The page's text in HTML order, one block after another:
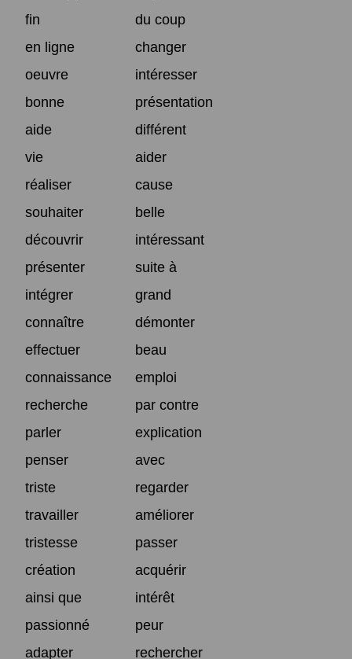
fin
du coup
en ligne
changer
oeuvre
intéresser
bonne
présentation
aide
différent
vie
aider
réaliser
cause
souhaiter
belle
découvrir
intéressant
présenter
suite à
intégrer
grand
connaître
démonter
effectuer
beau
connaissance
emploi
recherche
par contre
parler
explication
penser
avec
triste
regarder
travailler
améliorer
tristesse
passer
création
acquérir
ainsi que
intérêt
passionné
peur
adapter
rechercher